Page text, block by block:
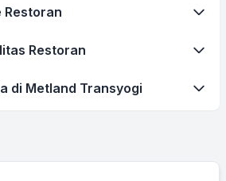
Restoran
Restoran
di Metland Transyogi